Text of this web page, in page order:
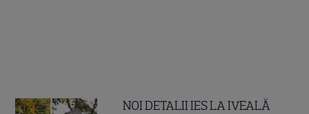
NOI DETALII IES LA IVEALĂ